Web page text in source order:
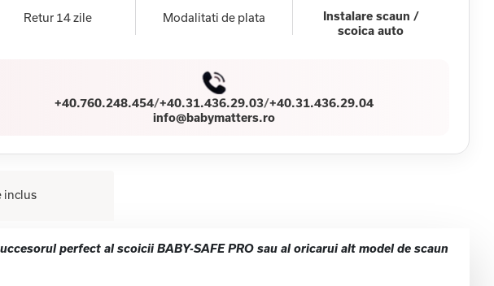
Retur 14 zile Modalitati de plata
Instalare scaun /
scoica auto
+40.760.248.454/+40.31.436.29.03/+40.31.436.29.04
info@babymatters.ro
inclus
perfect al scoicii BABY-SAFE PRO sau al oricarui alt model de scaun